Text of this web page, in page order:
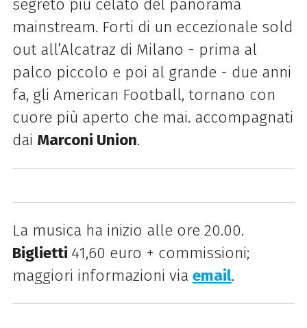
segreto più celato del panorama
mainstream. Forti di un eccezionale sold
out all’Alcatraz di Milano - prima al
palco piccolo e poi al grande - due anni
fa, gli American Football, tornano con
cuore più aperto che mai. accompagnati
dai Marconi Union.
La musica ha inizio alle ore 20.00.
Biglietti 41,60 euro + commissioni;
maggiori informazioni via email.